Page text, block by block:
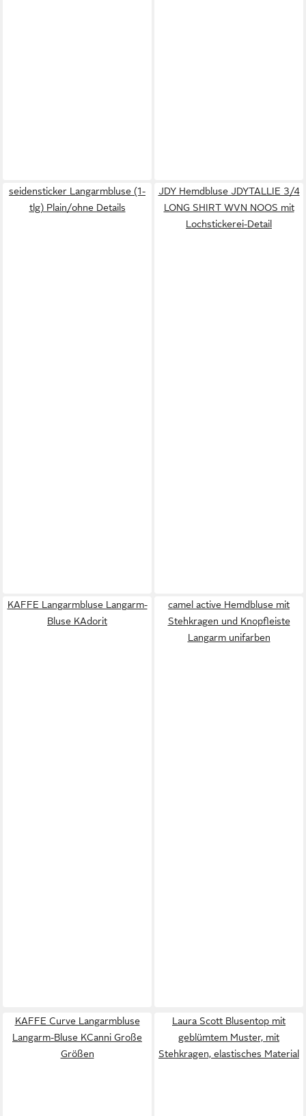
seidensticker Langarmbluse (1-
tlg) Plain/ohne Details
JDY Hemdbluse JDYTALLIE 3/4
LONG SHIRT WVN NOOS mit
Lochstickerei-Detail
KAFFE Langarmbluse Langarm-
Bluse KAdorit
camel active Hemdbluse mit
Stehkragen und Knopfleiste
Langarm unifarben
KAFFE Curve Langarmbluse
Langarm-Bluse KCanni Große
Größen
Laura Scott Blusentop mit
geblümtem Muster, mit
Stehkragen, elastisches Material